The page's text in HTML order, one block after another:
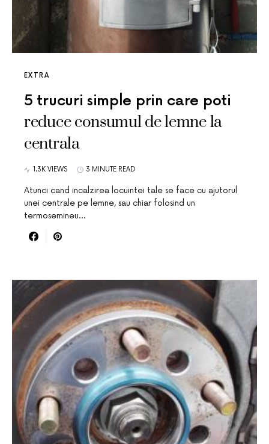
EXTRA
5 trucuri simple prin care poti
reduce consumul de lemne la
centrala
1.3K VIEWS 3 MINUTE READ
Atunci cand incalzirea locuintei tale se face cu ajutorul
unei centrale pe lemne, sau chiar folosind un
termosemineu…